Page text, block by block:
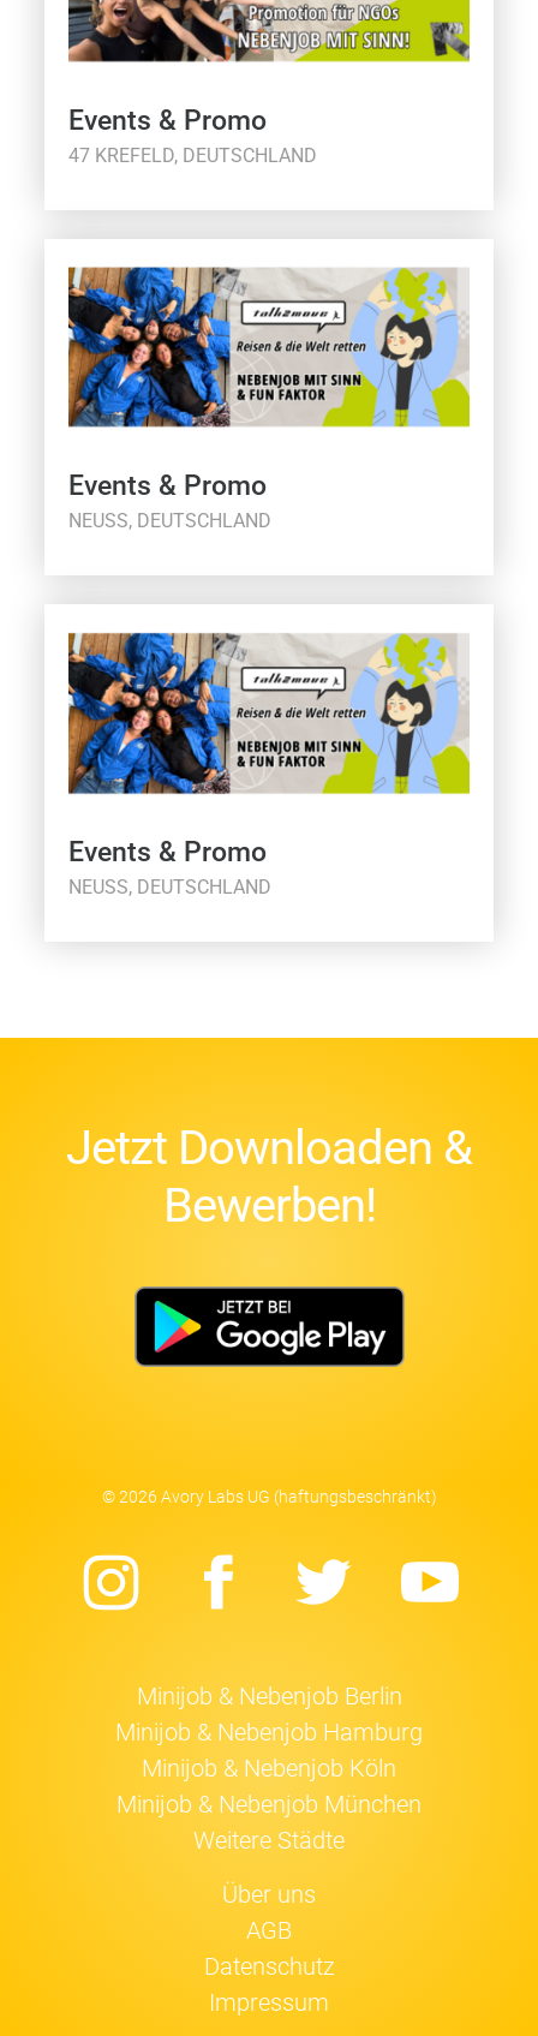
Events & Promo
47 KREFELD, DEUTSCHLAND
Events & Promo
NEUSS, DEUTSCHLAND
Events & Promo
NEUSS, DEUTSCHLAND
Jetzt Downloaden &
Bewerben!
© 2026 Avory Labs UG (haftungsbeschränkt)
Instagram
Facebook
Twitter
Minijob & Nebenjob Berlin
Minijob & Nebenjob Hamburg
Minijob & Nebenjob Köln
Minijob & Nebenjob München
Weitere Städte
Über uns
AGB
Datenschutz
Impressum